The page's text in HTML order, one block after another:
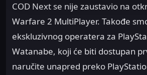
COD Next se nije zaustavio na
Warfare 2 MultiPlayer. Takođe
ekskluzivnog operatera za
Watanabe, koji će biti dostupan
naručite unapred preko